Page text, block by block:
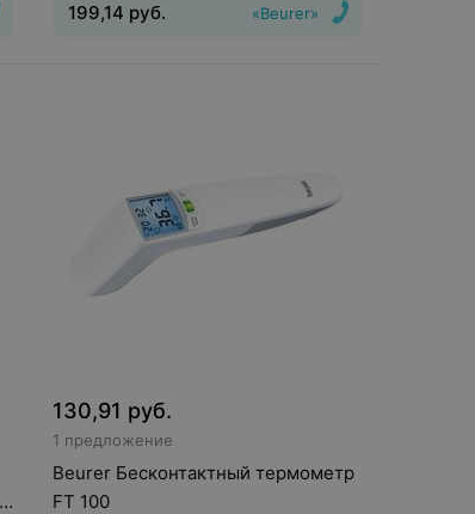
«Beurer»
199,14 руб.
130,91 руб.
1 предложение
Beurer Бесконтактный термометр
FT 100